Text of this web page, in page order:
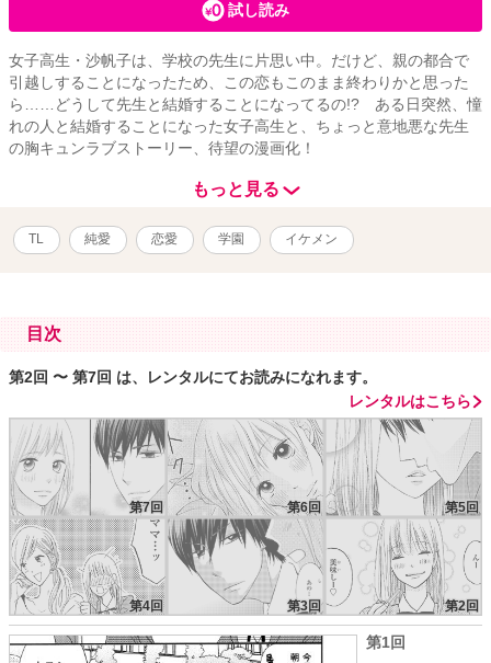
試し読み
女子高生・沙帆子は、学校の先生に片思い中。だけど、親の都合で
引越しすることになったため、この恋もこのまま終わりかと思った
ら……どうして先生と結婚することになってるの!? ある日突然、憧
れの人と結婚することになった女子高生と、ちょっと意地悪な先生
の胸キュンラブストーリー、待望の漫画化！
もっと見る
TL 純愛 恋愛 学園 イケメン
目次
第2回 〜 第7回 は、レンタルにてお読みになれます。
レンタルはこちら
第7回 第6回 第5回
第4回 第3回 第2回
第1回